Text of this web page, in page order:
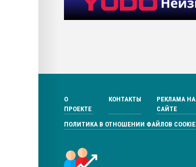
О
ПРОЕКТЕ
КОНТАКТЫ
РЕКЛАМА НА
САЙТЕ
ПОЛИТИКА В ОТНОШЕНИИ ФАЙЛОВ COOKIE